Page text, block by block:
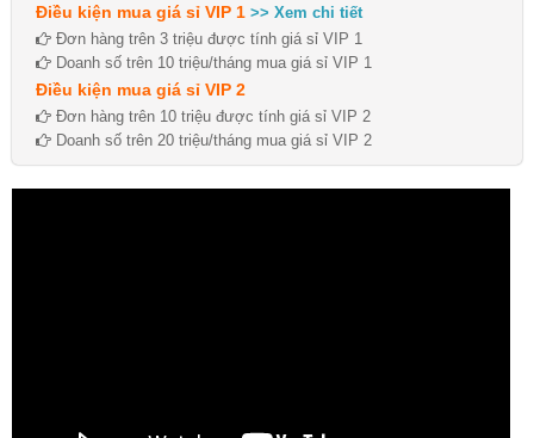
Điều kiện mua giá sỉ VIP 1 >> Xem chi tiết
Đơn hàng trên 3 triệu được tính giá sỉ VIP 1
Doanh số trên 10 triệu/tháng mua giá sỉ VIP 1
Điều kiện mua giá sỉ VIP 2
Đơn hàng trên 10 triệu được tính giá sỉ VIP 2
Doanh số trên 20 triệu/tháng mua giá sỉ VIP 2